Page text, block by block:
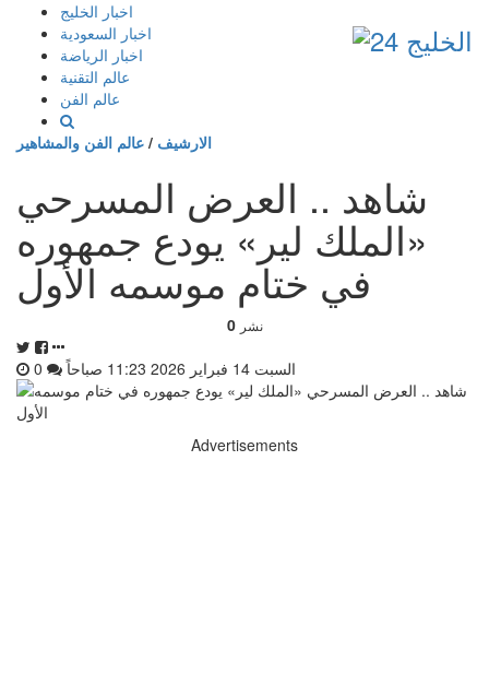
إذهب
المحتوى
اخبار الخليج
اخبار السعودية
اخبار الرياضة
عالم التقنية
عالم الفن
الارشيف / عالم الفن والمشاهير
شاهد .. العرض المسرحي
«الملك لير» يودع جمهوره
في ختام موسمه الأول
0 نشر
السبت 14 فبراير 2026 11:23 صباحاً
Advertisements